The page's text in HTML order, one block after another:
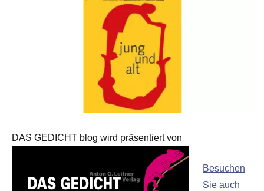
DAS GEDICHT blog wird präsentiert von
Besuchen
Sie auch